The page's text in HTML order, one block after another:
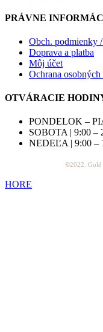
PRÁVNE
Obch. podmienky
Doprava a platba
Môj účet
Ochrana
OTVÁRACIE
PONDELOK –
SOBOTA | 9:00 –
NEDEĽA | 9:00 –
©2022. Gold
HORE